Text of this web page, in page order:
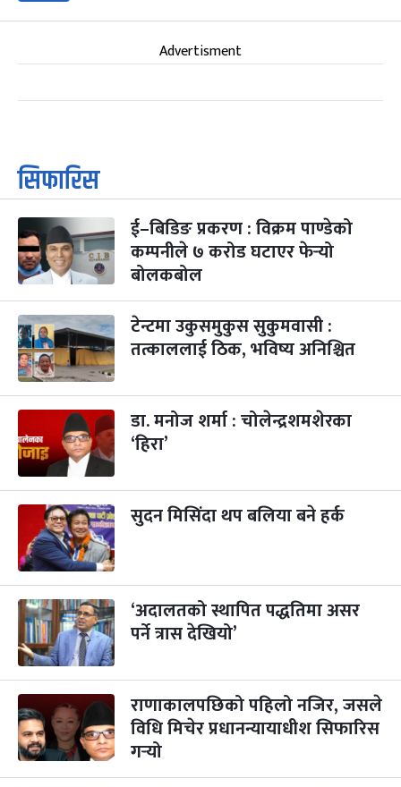
Advertisment
सिफारिस
ई–बिडिङ प्रकरण : विक्रम पाण्डेको
कम्पनीले ७ करोड घटाएर फेर्‍यो
बोलकबोल
टेन्टमा उकुसमुकुस सुकुमवासी :
तत्काललाई ठिक, भविष्य अनिश्चित
डा. मनोज शर्मा : चोलेन्द्रशमशेरका
‘हिरा’
सुदन मिसिंदा थप बलिया बने हर्क
‘अदालतको स्थापित पद्धतिमा असर
पर्ने त्रास देखियो’
राणाकालपछिको पहिलो नजिर, जसले
विधि मिचेर प्रधानन्यायाधीश सिफारिस
गर्‍यो